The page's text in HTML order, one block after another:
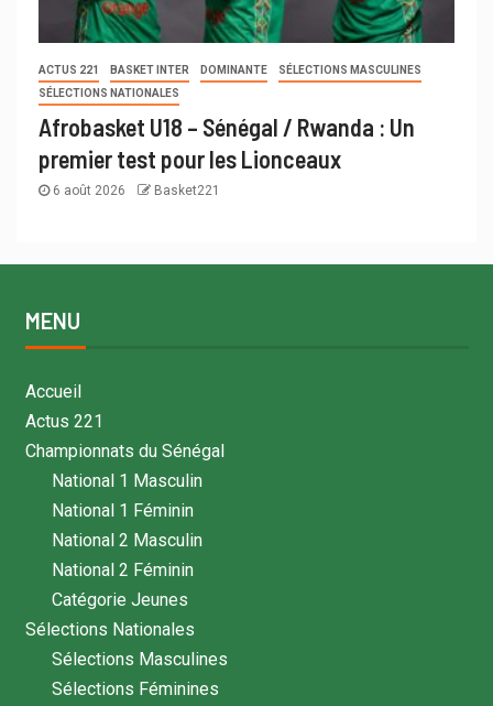
ACTUS 221 BASKET INTER DOMINANTE
SÉLECTIONS MASCULINES
SÉLECTIONS NATIONALES
Afrobasket U18 – Sénégal / Rwanda : Un
premier test pour les Lionceaux
6 août 2026 Basket221
MENU
Accueil
Actus 221
Championnats du Sénégal
National 1 Masculin
National 1 Féminin
National 2 Masculin
National 2 Féminin
Catégorie Jeunes
Sélections Nationales
Sélections Masculines
Sélections Féminines